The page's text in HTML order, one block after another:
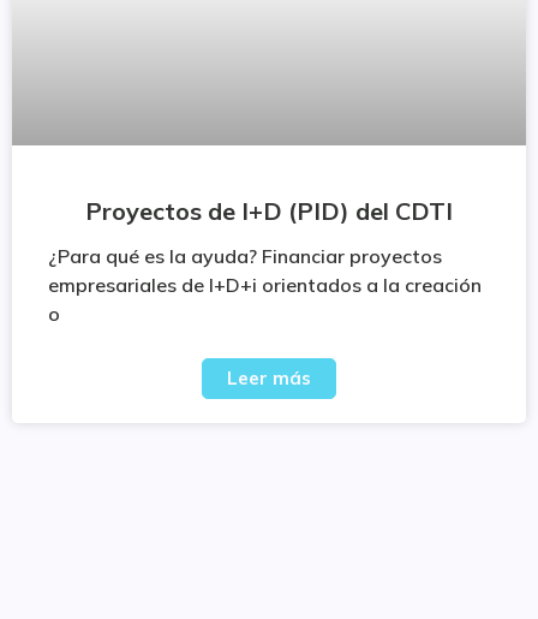
Proyectos de I+D (PID) del CDTI
¿Para qué es la ayuda? Financiar proyectos
empresariales de I+D+i orientados a la creación
o
Leer más